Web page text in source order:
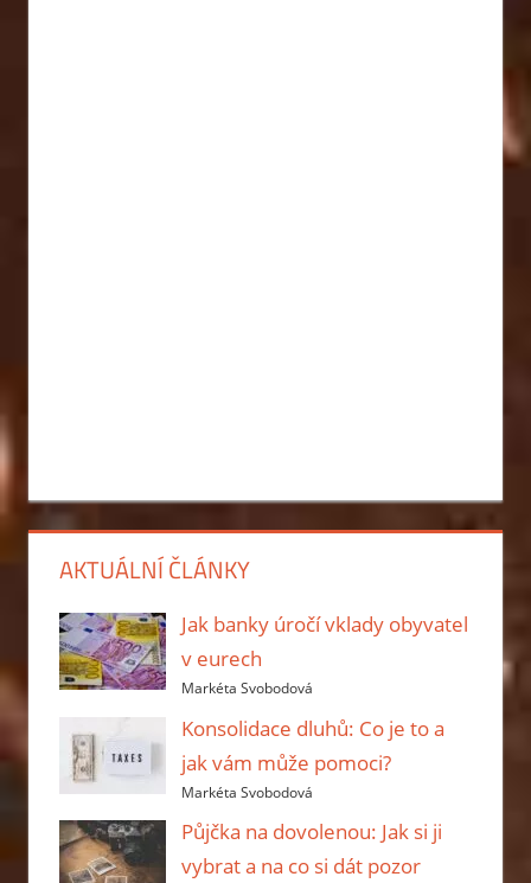
AKTUÁLNÍ ČLÁNKY
Jak banky úročí vklady obyvatel
v eurech
Markéta Svobodová
Konsolidace dluhů: Co je to a
jak vám může pomoci?
Markéta Svobodová
Půjčka na dovolenou: Jak si ji
vybrat a na co si dát pozor